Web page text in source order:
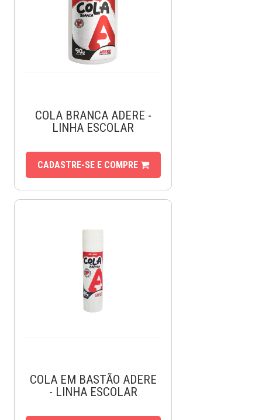
COLA BRANCA ADERE -
LINHA ESCOLAR
CADASTRE-SE E COMPRE
COLA EM BASTÃO ADERE
- LINHA ESCOLAR